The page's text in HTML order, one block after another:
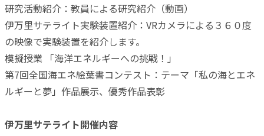
研究活動紹介：教員による研究紹介（動画）
伊万里サテライト実験装置紹介：VRカメラによる３６０度
の映像で実験装置を紹介します。
模擬授業 「海洋エネルギーへの挑戦！」
第7回全国海エネ絵葉書コンテスト：テーマ「私の海とエネ
ルギーと夢」作品展示、優秀作品表彰
伊万里サテライト開催内容